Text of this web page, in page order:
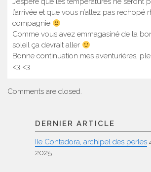
l’arrivée et que vous n’allez pas rechopé
compagnie
Comme vous avez emmagasiné de la
soleil ça devrait aller
Bonne continuation mes aventurières,
<3 <3
Comments are closed.
DERNIER ARTICLE
Ile Contadora, archipel des perles
2025